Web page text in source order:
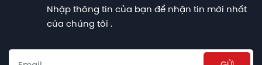
Nhập thông tin của bạn để nhận tin mới nhất
của chúng tôi .